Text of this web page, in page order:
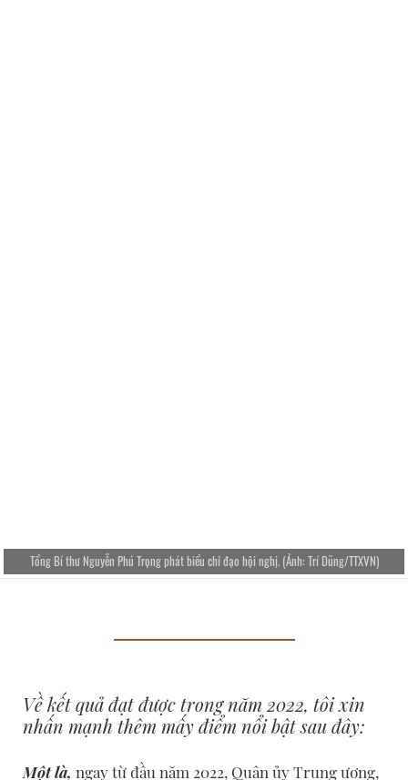
Về kết quả đạt được trong năm 2022, tôi xin
nhấn mạnh thêm mấy điểm nổi bật sau đây:
Một là, ngay từ đầu năm 2022, Quân ủy Trung ương,
Tổng Bí thư Nguyễn Phú Trọng phát biểu chỉ đạo hội nghị. (Ảnh: Trí Dũng/TTXVN)
Tổng Bí thư Nguyễn Phú Trọng phát biểu chỉ đạo hội nghị. (Ảnh: Trí Dũng/TTXVN)
Các đại biểu dự hội nghị. (Ảnh: TUẤN HUY)
Các đại biểu dự hội nghị. (Ảnh: TUẤN HUY)
Quang cảnh hội nghị. (Ảnh: TUẤN HUY)
Quang cảnh hội nghị. (Ảnh: TUẤN HUY)